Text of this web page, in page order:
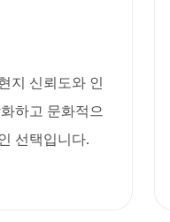
지 신뢰도와 인
하고 문화적으
선택입니다.